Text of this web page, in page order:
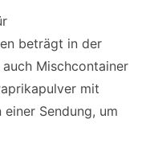
beträgt in der
Mischcontainer
mit
Sendung, um